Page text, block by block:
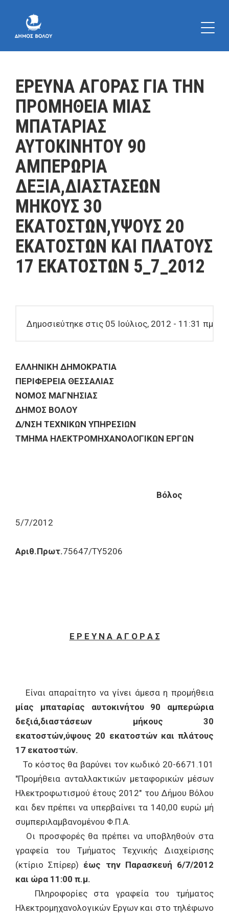
ΕΡΕΥΝΑ ΑΓΟΡΑΣ ΓΙΑ ΤΗΝ
ΠΡΟΜΗΘΕΙΑ ΜΙΑΣ
ΜΠΑΤΑΡΙΑΣ
ΑΥΤΟΚΙΝΗΤΟΥ 90
ΑΜΠΕΡΩΡΙΑ
ΔΕΞΙΑ,ΔΙΑΣΤΑΣΕΩΝ
ΜΗΚΟΥΣ 30
ΕΚΑΤΟΣΤΩΝ,ΥΨΟΥΣ 20
ΕΚΑΤΟΣΤΩΝ ΚΑΙ ΠΛΑΤΟΥΣ
17 ΕΚΑΤΟΣΤΩΝ 5_7_2012
Δημοσιεύτηκε στις 05 Ιούλιος, 2012 - 11:31 πμ
ΕΛΛΗΝΙΚΗ ΔΗΜΟΚΡΑΤΙΑ
ΠΕΡΙΦΕΡΕΙΑ ΘΕΣΣΑΛΙΑΣ
ΝΟΜΟΣ ΜΑΓΝΗΣΙΑΣ
ΔΗΜΟΣ ΒΟΛΟΥ
Δ/ΝΣΗ ΤΕΧΝΙΚΩΝ ΥΠΗΡΕΣΙΩΝ
ΤΜΗΜΑ ΗΛΕΚΤΡΟΜΗΧΑΝΟΛΟΓΙΚΩΝ ΕΡΓΩΝ
Βόλος
5/7/2012
Αριθ.Πρωτ.75647/ΤΥ5206
Ε Ρ Ε Υ Ν Α Α Γ Ο Ρ Α Σ
Είναι απαραίτητο να γίνει άμεσα η προμήθεια
μίας μπαταρίας αυτοκινήτου 90 αμπερώρια
δεξιά,διαστάσεων μήκους 30
εκατοστών,ύψους 20 εκατοστών και πλάτους
17 εκατοστών.
Το κόστος θα βαρύνει τον κωδικό 20-6671.101
"Προμήθεια ανταλλακτικών μεταφορικών μέσων
Ηλεκτροφωτισμού έτους 2012" του Δήμου Βόλου
και δεν πρέπει να υπερβαίνει τα 140,00 ευρώ μή
συμπεριλαμβανομένου Φ.Π.Α.
Οι προσφορές θα πρέπει να υποβληθούν στα
γραφεία του Τμήματος Τεχνικής Διαχείρισης
(κτίριο Σπίρερ) έως την Παρασκευή 6/7/2012
και ώρα 11:00 π.μ.
Πληροφορίες στα γραφεία του τμήματος
Ηλεκτρομηχανολογικών Εργων και στο τηλέφωνο